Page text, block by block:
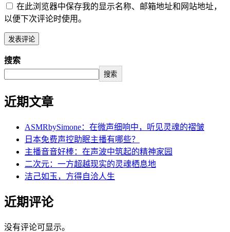
在此浏览器中保存我的显示名称、邮箱地址和网站地址，
以便下次评论时使用。
搜索
搜索
近期文章
ASMRbySimone：在微声细响中，听见灵魂的褶皱
日本免费声控助眠主播有哪些？
主播音音好棒：在声波中筑起的精神家园
二次元：一方超越现实的灵魂栖息地
洁己如玉，方得自洽人生
近期评论
没有评论可显示。